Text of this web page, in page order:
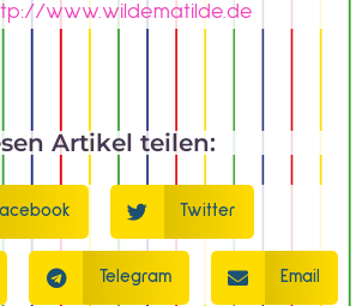
www.wildematilde.de
Artikel teilen:
Twitter
Telegram Email